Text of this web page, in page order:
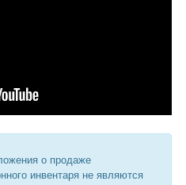
о продаже
инвентаря не являются